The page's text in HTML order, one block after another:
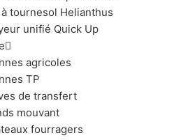
tournesol Helianthus
unifié Quick Up
agricoles
TP
de transfert
mouvant
fourragers